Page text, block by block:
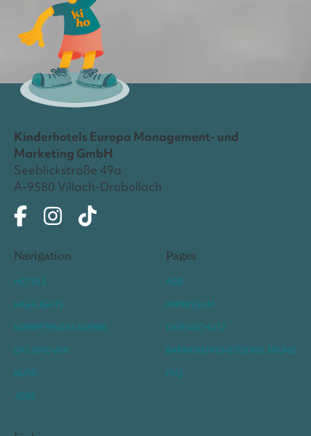
Kinderhotels Europa Management- und
Marketing GmbH
Seeblickstraße 49a
A-9580 Villach-Drobollach
Navigation
HOTELS
HIGHLIGHTS
KOMPETENZAKADEMIE
DAS SIND WIR
BLOG
JOBS
Pages
AGB
IMPRESSUM
DATENSCHUTZ
BARRIEREFREIHEITSERKLÄRUNG
FAQ